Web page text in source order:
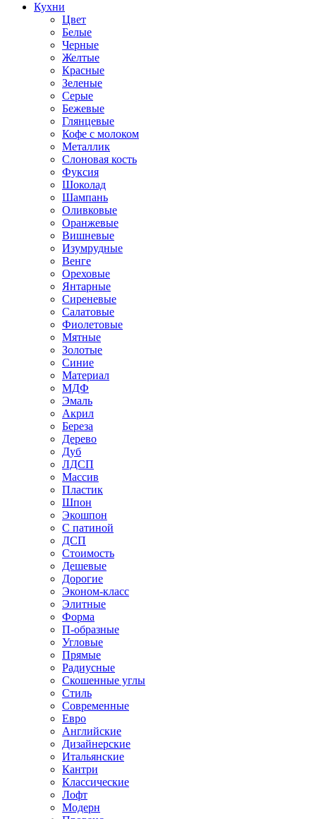
Кухни
Цвет
Белые
Черные
Желтые
Красные
Зеленые
Серые
Бежевые
Глянцевые
Кофе с молоком
Металлик
Слоновая кость
Фуксия
Шоколад
Шампань
Оливковые
Оранжевые
Вишневые
Изумрудные
Венге
Ореховые
Янтарные
Сиреневые
Салатовые
Фиолетовые
Мятные
Золотые
Синие
Материал
МДФ
Эмаль
Акрил
Береза
Дерево
Дуб
ЛДСП
Массив
Пластик
Шпон
Экошпон
С патиной
ДСП
Стоимость
Дешевые
Дорогие
Эконом-класс
Элитные
Форма
П-образные
Угловые
Прямые
Радиусные
Скошенные углы
Стиль
Современные
Евро
Английские
Дизайнерские
Итальянские
Кантри
Классические
Лофт
Модерн